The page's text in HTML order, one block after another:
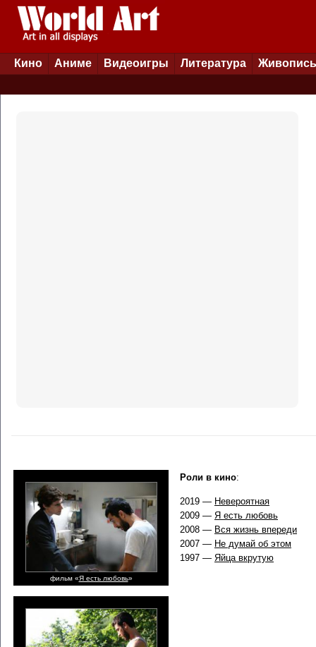
Кино Аниме Видеоигры Литература Живопись
фильм «Я есть любовь»
Роли в кино:
2019 — Невероятная
2009 — Я есть любовь
2008 — Вся жизнь впереди
2007 — Не думай об этом
1997 — Яйца вкрутую